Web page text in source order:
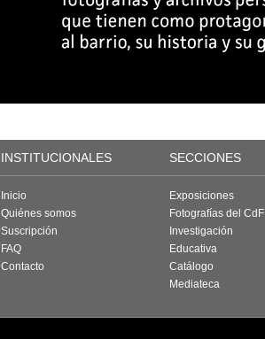
INSTITUCIONALES SECCIONES
Inicio
Quiénes somos
Suscripción
FAQ
Contacto
Exposiciones
Fotografías del CdF
Investigación
Educativa
Catálogo
Mediateca